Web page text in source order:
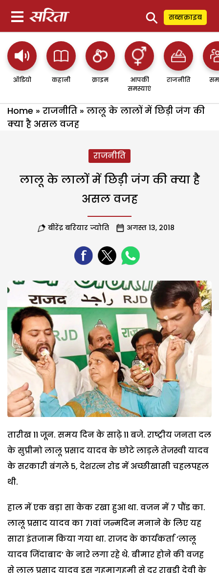
⚲ सब्सक्राइब
ऑडियो कहानी क्राइम
आपकी
समस्याएं
राजनीति
Home » राजनीति » लालू के लालों में छिड़ी जंग की
क्या है असल वजह
राजनीति
लालू के लालों में छिड़ी जंग की क्या है
असल वजह
बीरेंद्र बरियार ज्योति अगस्त 13, 2018
तारीख 11 जून. समय दिन के साढ़े 11 बजे. राष्ट्रीय जनता दल
के सुप्रीमो लालू प्रसाद यादव के छोटे लाड़ले तेजस्वी यादव
के सरकारी बंगले 5, देशरत्न रोड में अच्छीखासी चहलपहल
थी.
हाल में एक बड़ा सा केक रखा हुआ था. वजन में 7 पौंड का.
लालू प्रसाद यादव का 71वां जन्मदिन मनाने के लिए यह
सारा इंतजाम किया गया था. राजद के कार्यकर्ता ‘लालू
यादव जिंदाबाद’ के नारे लगा रहे थे. बीमार होने की वजह
से लालू प्रसाद यादव इस गहमागहमी से दूर राबड़ी देवी के